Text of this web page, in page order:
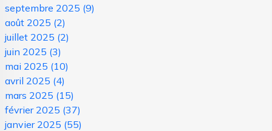
septembre 2025 (9)
août 2025 (2)
juillet 2025 (2)
juin 2025 (3)
mai 2025 (10)
avril 2025 (4)
mars 2025 (15)
février 2025 (37)
janvier 2025 (55)